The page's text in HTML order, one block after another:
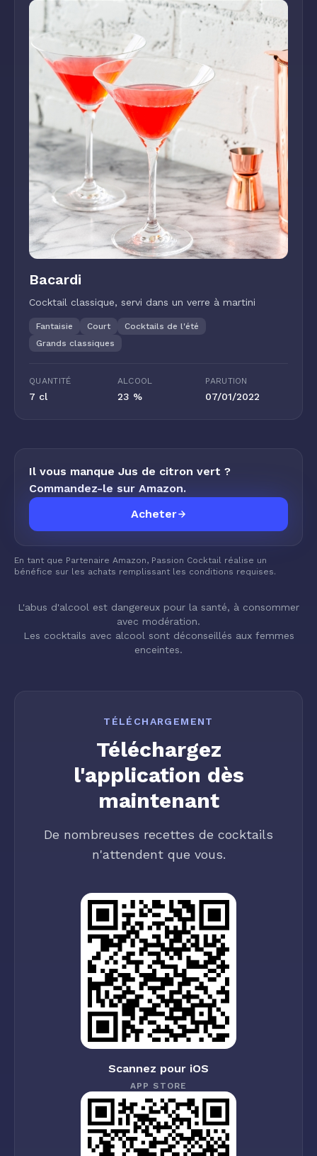
Bacardi
Cocktail classique, servi dans un verre à martini
Fantaisie Court
Cocktails de l'été
Grands classiques
QUANTITÉ
7 cl
ALCOOL
23 %
PARUTION
07/01/2022
Il vous manque Jus de citron vert ?
Commandez-le sur Amazon.
Acheter
En tant que Partenaire Amazon, Passion Cocktail réalise un
bénéfice sur les achats remplissant les conditions requises.
L'abus d'alcool est dangereux pour la santé, à consommer
avec modération.
Les cocktails avec alcool sont déconseillés aux femmes
enceintes.
TÉLÉCHARGEMENT
Téléchargez
l'application dès
maintenant
De nombreuses recettes de cocktails
n'attendent que vous.
Scannez pour iOS
APP STORE